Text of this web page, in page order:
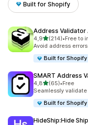
Built for Shopify
Address Validator
4,9de 5 estrelas
(214)
214 total de•Free to
Avoid address
Built for Shopify
SMART Address
4,8de 5 estrelas
(65)
65 total de•Free
Seamlessly
Built for Shopify
HideShip:Hide